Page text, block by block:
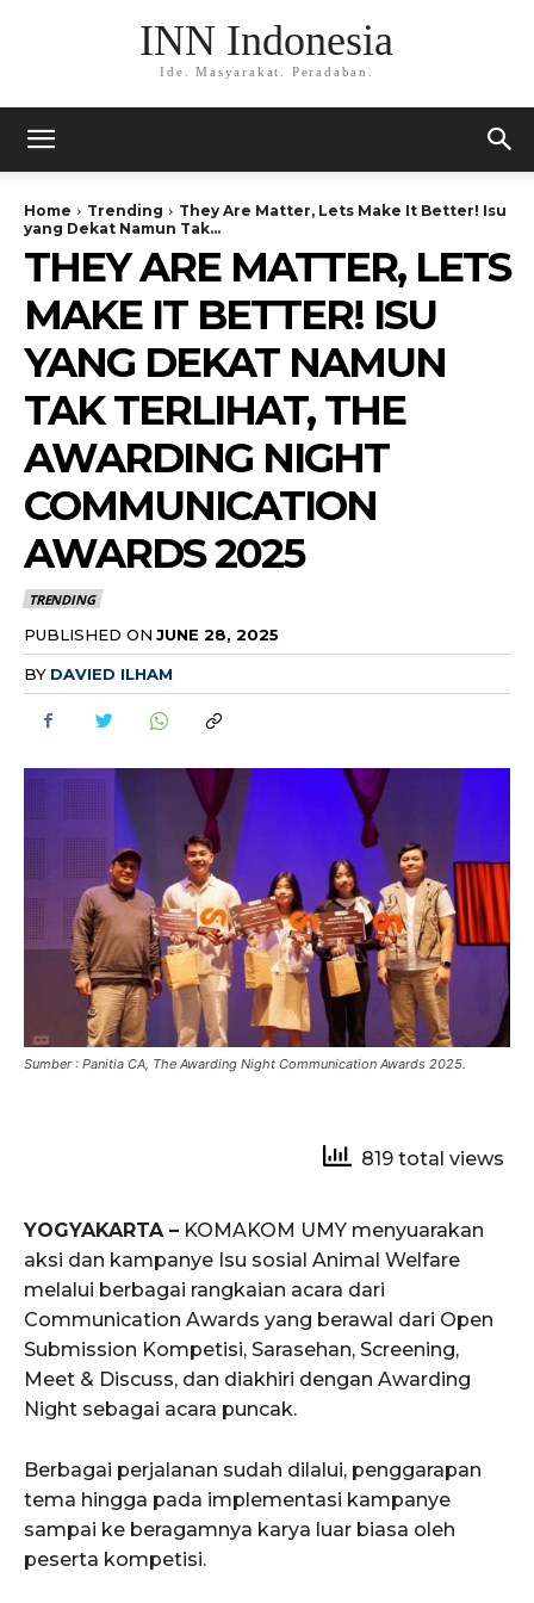
INN Indonesia
Ide. Masyarakat. Peradaban.
Home Trending
They Are Matter, Lets Make It Better! Isu
yang Dekat Namun Tak...
THEY ARE MATTER, LETS
MAKE IT BETTER! ISU
YANG DEKAT NAMUN
TAK TERLIHAT, THE
AWARDING NIGHT
COMMUNICATION
AWARDS 2025
TRENDING
PUBLISHED ON JUNE 28, 2025
BY DAVIED ILHAM
Sumber : Panitia CA, The Awarding Night Communication Awards 2025.
819 total views
YOGYAKARTA – KOMAKOM UMY menyuarakan
aksi dan kampanye Isu sosial Animal Welfare
melalui berbagai rangkaian acara dari
Communication Awards yang berawal dari Open
Submission Kompetisi, Sarasehan, Screening,
Meet & Discuss, dan diakhiri dengan Awarding
Night sebagai acara puncak.
Berbagai perjalanan sudah dilalui, penggarapan
tema hingga pada implementasi kampanye
sampai ke beragamnya karya luar biasa oleh
peserta kompetisi.